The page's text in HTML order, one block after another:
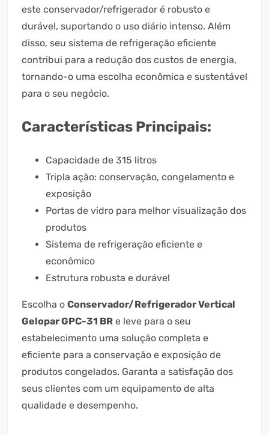
este conservador/refrigerador é robusto e
durável, suportando o uso diário intenso. Além
disso, seu sistema de refrigeração eficiente
contribui para a redução dos custos de energia,
tornando-o uma escolha econômica e sustentável
para o seu negócio.
Características Principais:
Capacidade de 315 litros
Tripla ação: conservação, congelamento e
exposição
Portas de vidro para melhor visualização dos
produtos
Sistema de refrigeração eficiente e
econômico
Estrutura robusta e durável
Escolha o Conservador/Refrigerador Vertical
Gelopar GPC-31 BR e leve para o seu
estabelecimento uma solução completa e
eficiente para a conservação e exposição de
produtos congelados. Garanta a satisfação dos
seus clientes com um equipamento de alta
qualidade e desempenho.